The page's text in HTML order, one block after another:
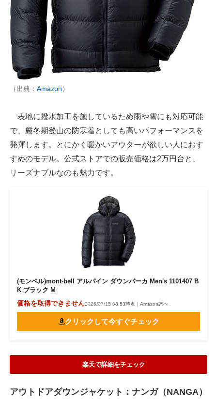
（出典： Amazon）
表地に撥水加工を施しているため雨や雪にも対応可能
で、厳冬期登山の防寒着としても高いパフォーマンスを
発揮します。とにかく暖かいアウターが欲しい人におす
すめのモデル。公式ストアでの販売価格は2万円台と、
リーズナブルなのも魅力です。
(モンベル)mont-bell アルパイン ダウンパーカ Men's 1101407 B
K ブラック M
価格を取得できません2026/07/15 08:53時点｜Amazon調べ
クリックして今すぐチェック
楽天で詳細をチェック
アウトドアダウンジャケット：ナンガ（NANGA）